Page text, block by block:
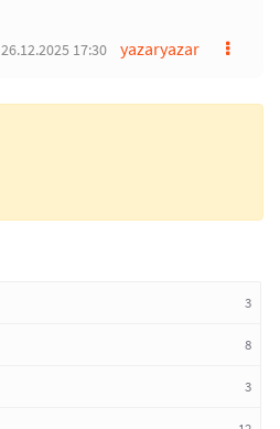
yazaryazar
26.12.2025 17:30
3
8
3